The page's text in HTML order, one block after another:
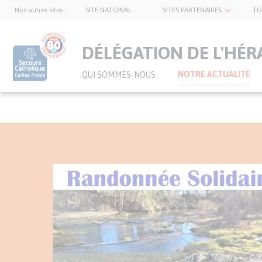
Nos autres sites : SITE NATIONAL SITES PARTENAIRES
DÉLÉGATION DE
QUI SOMMES-NOUS NOTRE ACTUALITÉ